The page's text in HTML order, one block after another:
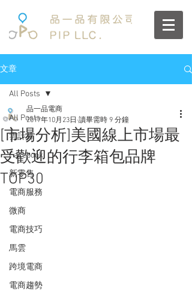
文章
All Posts
雲計算
Facebook
新零售
電商服務
微商
電商技巧
馬雲
跨境電商
電商趨勢
All Posts
[市場分析]美國線上市場最
受歡迎的行李箱包品牌
TOP30
品一品電商
2017年10月23日 讀畢需時 9 分鐘